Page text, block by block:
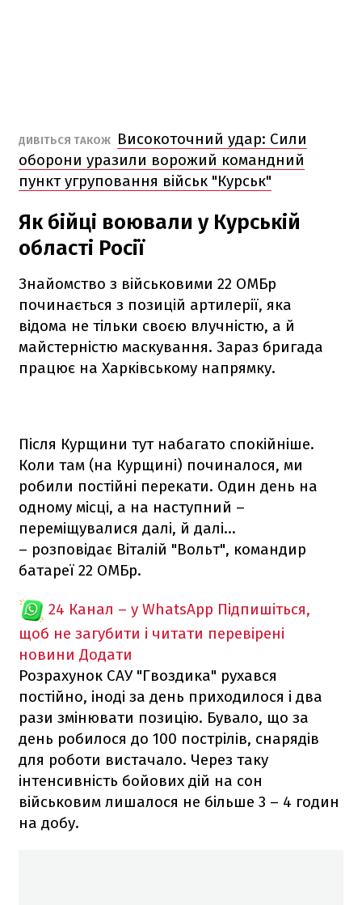
ДИВІТЬСЯ ТАКОЖ
Високоточний удар: Сили
оборони уразили ворожий командний
пункт угруповання військ "Курськ"
Як бійці воювали у Курській
області Росії
Знайомство з військовими 22 ОМБр
починається з позицій артилерії, яка
відома не тільки своєю влучністю, а й
майстерністю маскування. Зараз бригада
працює на Харківському напрямку.
Після Курщини тут набагато спокійніше.
Коли там (на Курщині) починалося, ми
робили постійні перекати. Один день на
одному місці, а на наступний –
переміщувалися далі, й далі...
– розповідає Віталій "Вольт", командир
батареї 22 ОМБр.
24 Канал – у WhatsApp Підпишіться,
щоб не загубити і читати перевірені
новини Додати
Розрахунок САУ "Гвоздика" рухався
постійно, іноді за день приходилося і два
рази змінювати позицію. Бувало, що за
день робилося до 100 пострілів, снарядів
для роботи вистачало. Через таку
інтенсивність бойових дій на сон
військовим лишалося не більше 3 – 4 годин
на добу.